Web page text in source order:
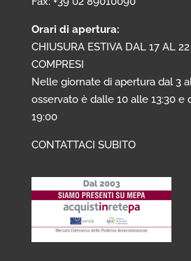
Orari di apertura:
CHIUSURA ESTIVA DAL 17 AL
COMPRESI
Nelle giornate di apertura dal 3
osservato è dalle 10 alle 13:30 e
19:00
CONTATTACI SUBITO